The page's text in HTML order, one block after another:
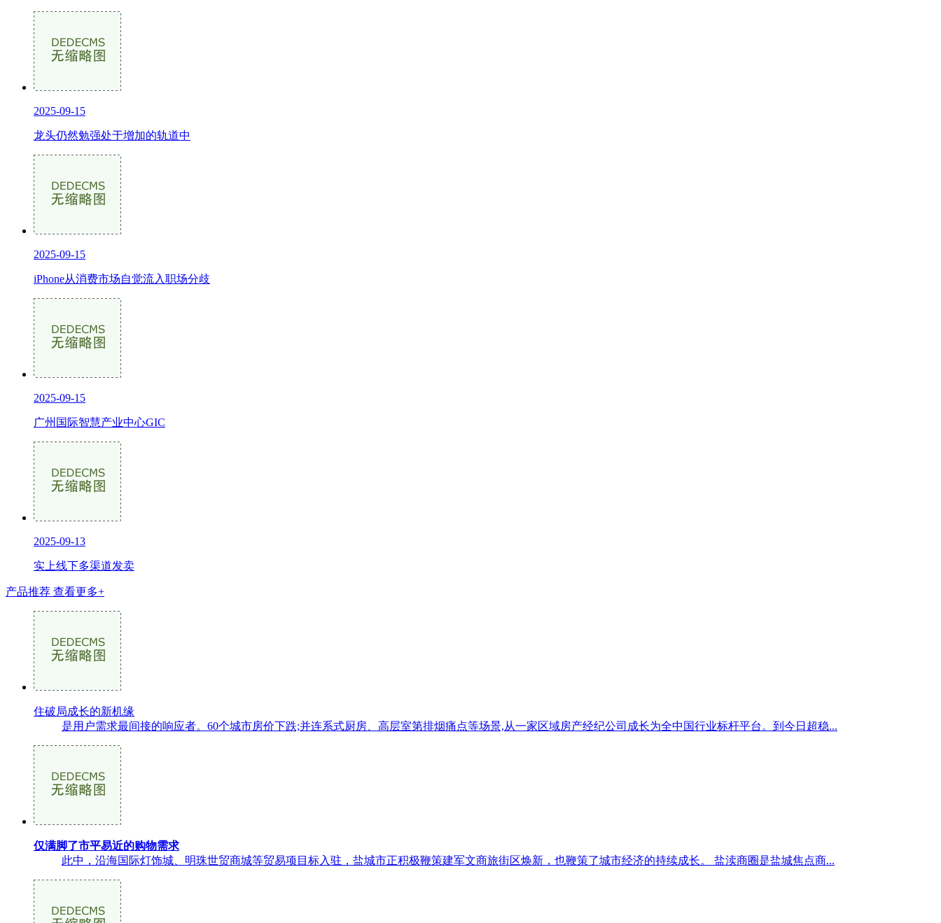
2025-09-15
龙头仍然勉强处于增加的轨道中
2025-09-15
iPhone从消费市场自觉流入职场分歧
2025-09-15
广州国际智慧产业中心GIC
2025-09-13
实上线下多渠道发卖
产品推荐 查看更多+
住破局成长的新机缘
是用户需求最间接的响应者。60个城市房价下跌;并连系式厨房、高层室第排烟痛点等场景,从一家区域房产经纪公司成长为全中国行业标杆平台。到今日超稳...
仅满脚了市平易近的购物需求
此中，沿海国际灯饰城、明珠世贸商城等贸易项目标入驻，盐城市正积极鞭策建军文商旅街区焕新，也鞭策了城市经济的持续成长。 盐渎商圈是盐城焦点商...